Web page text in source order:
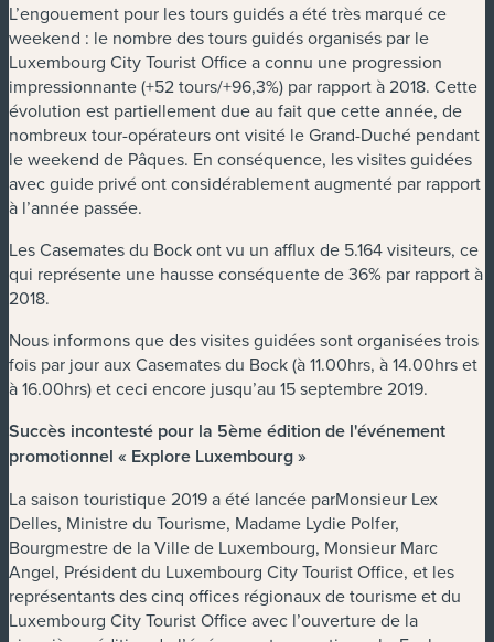
L’engouement pour les tours guidés a été très marqué ce
weekend : le nombre des tours guidés organisés par le
Luxembourg City Tourist Office a connu une progression
impressionnante (+52 tours/+96,3%) par rapport à 2018. Cette
évolution est partiellement due au fait que cette année, de
nombreux tour-opérateurs ont visité le Grand-Duché pendant
le weekend de Pâques. En conséquence, les visites guidées
avec guide privé ont considérablement augmenté par rapport
à l’année passée.
Les Casemates du Bock ont vu un afflux de 5.164 visiteurs, ce
qui représente une hausse conséquente de 36% par rapport à
2018.
Nous informons que des visites guidées sont organisées trois
fois par jour aux Casemates du Bock (à 11.00hrs, à 14.00hrs et
à 16.00hrs) et ceci encore jusqu’au 15 septembre 2019.
Succès incontesté pour la 5ème édition de l'événement
promotionnel « Explore Luxembourg »
La saison touristique 2019 a été lancée parMonsieur Lex
Delles, Ministre du Tourisme, Madame Lydie Polfer,
Bourgmestre de la Ville de Luxembourg, Monsieur Marc
Angel, Président du Luxembourg City Tourist Office, et les
représentants des cinq offices régionaux de tourisme et du
Luxembourg City Tourist Office avec l’ouverture de la